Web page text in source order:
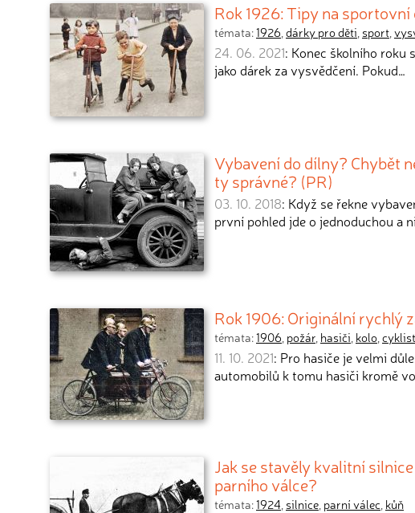
Rok 1926: Tipy na
témata:1926,dárky pro děti, sport,
24. 06. 2021: Konec školního roku
jako dárek za vysvědčení. Pokud…
Vybavení do dílny? Chybět
ty správné? (PR)
03. 10. 2018: Když se řekne
první pohled jde o jednoduchou a
Rok 1906: Originální rychlý
témata:1906, požár, hasiči, kolo,
11. 10. 2021: Pro hasiče je velmi
automobilů k tomu hasiči kromě
Jak se stavěly kvalitní
parního válce?
témata:1924, silnice, parní válec, kůň